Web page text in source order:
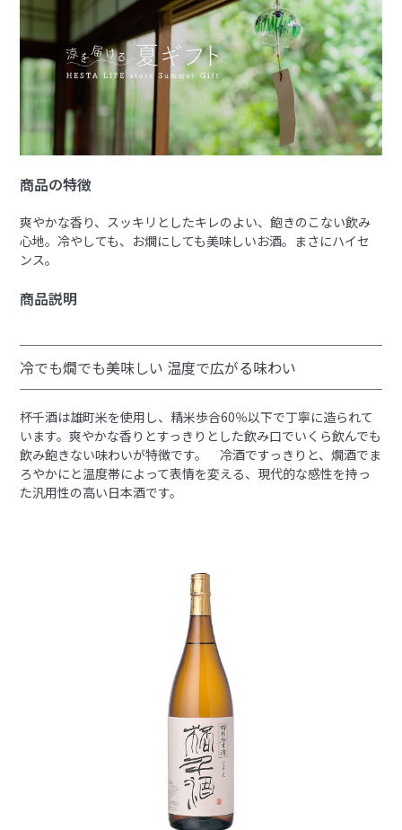
商品の特徴
爽やかな香り、スッキリとしたキレのよい、飽きのこない飲み
心地。冷やしても、お燗にしても美味しいお酒。まさにハイセ
ンス。
商品説明
冷でも燗でも美味しい 温度で広がる味わい
杯千酒は雄町米を使用し、精米歩合60％以下で丁寧に造られて
います。爽やかな香りとすっきりとした飲み口でいくら飲んでも
飲み飽きない味わいが特徴です。 冷酒ですっきりと、燗酒でま
ろやかにと温度帯によって表情を変える、現代的な感性を持っ
た汎用性の高い日本酒です。